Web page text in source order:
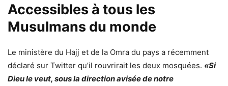
Accessibles à tous les
Musulmans du monde
Le ministère du Hajj et de la Omra du pays a récemment
déclaré sur Twitter qu’il rouvrirait les deux mosquées. «Si
Dieu le veut, sous la direction avisée de notre